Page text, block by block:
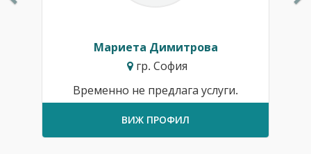
Мариета Димитрова
гр. София
Временно не предлага услуги.
ВИЖ ПРОФИЛ